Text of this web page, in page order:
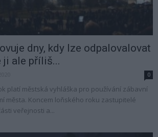
dny, kdy lze odpalovalovat
ji ale příliš...
0
platí městská vyhláška pro používání zábavní
města. Koncem loňského roku zastupitelé
veřejnosti a...